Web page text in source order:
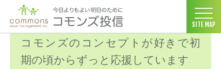
SITE MAP
コモンズ投信 ホーム >お客様の声 > コモンズ投信についての声 >
コモンズのコンセプトが好きで初
期の頃からずっと応援しています